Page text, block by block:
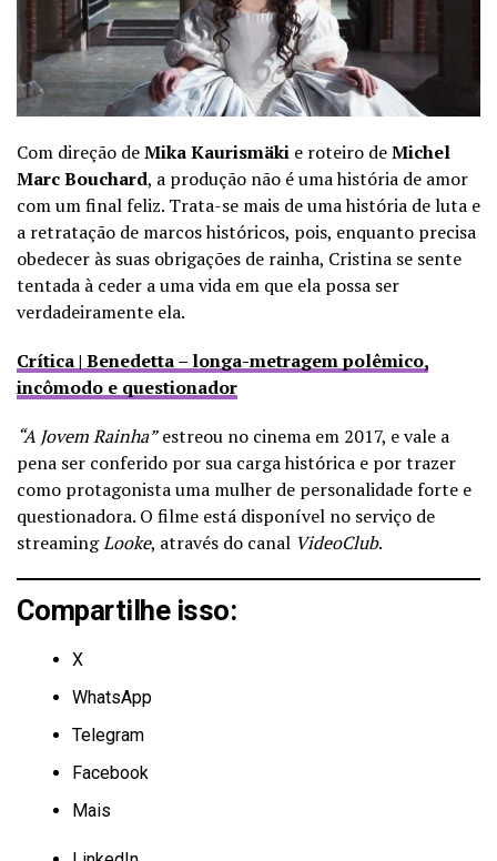
Com direção deMika Kaurismäki e roteiro deMichel
Marc Bouchard, a produção não é uma história de amor
com um final feliz. Trata-se mais de uma história de luta e
a retratação de marcos históricos, pois, enquanto precisa
obedecer às suas obrigações de rainha, Cristina se sente
tentada à ceder a uma vida em que ela possa ser
verdadeiramente ela.
Crítica | Benedetta – longa-metragem polêmico,
incômodo e questionador
“A Jovem Rainha”estreou no cinema em 2017, e vale a
pena ser conferido por sua carga histórica e por trazer
como protagonista uma mulher de personalidade forte e
questionadora. O filme está disponível no serviço de
streamingLooke, através do canal VideoClub.
Compartilhe isso:
X
WhatsApp
Telegram
Facebook
Mais